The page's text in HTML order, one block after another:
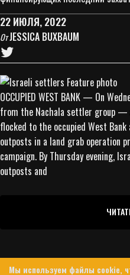
22 ИЮЛЯ, 2022
ОтJESSICA BUXBAUM
OCCUPIED WEST BANK — On
from the Nachala settler group
flocked to the occupied West
outposts in a land grab operation
campaign. By Thursday evening,
outposts and
Мы используем файлы cookie,